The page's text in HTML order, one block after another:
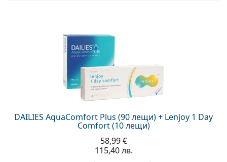
DAILIES AquaComfort Plus (90 лещи) + Lenjoy 1 Day
Comfort (10 лещи)
58,99 €
115,40 лв.